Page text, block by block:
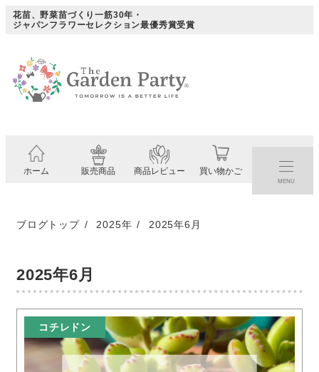
メ花苗、野菜苗づくり一筋30年・
ジャパンフラワーセレクション最優秀賞受賞
ホーム 販売商品 商品レビュー 買い物かご
MENU
ブログトップ 2025年 2025年6月
2025年6月
コチレドン